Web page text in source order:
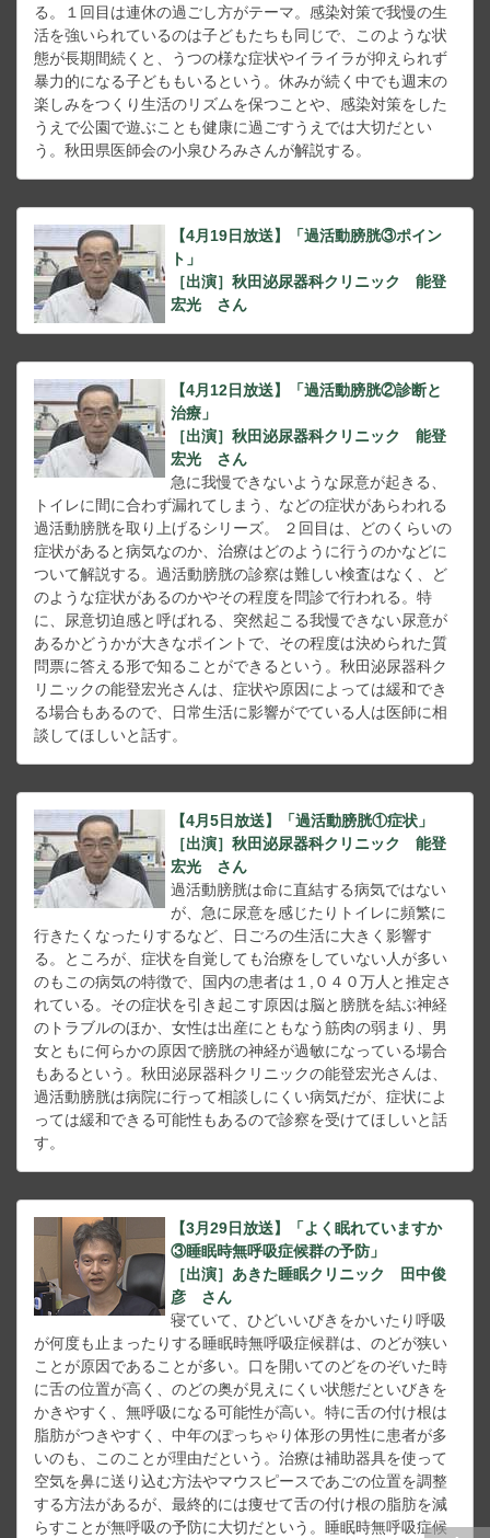
る。１回目は連休の過ごし方がテーマ。感染対策で我慢の生
活を強いられているのは子どもたちも同じで、このような状
態が長期間続くと、うつの様な症状やイライラが抑えられず
暴力的になる子どももいるという。休みが続く中でも週末の
楽しみをつくり生活のリズムを保つことや、感染対策をした
うえで公園で遊ぶことも健康に過ごすうえでは大切だとい
う。秋田県医師会の小泉ひろみさんが解説する。
【4月19日放送】「過活動膀胱③ポイン
ト」
［出演］秋田泌尿器科クリニック 能登
宏光 さん
【4月12日放送】「過活動膀胱②診断と
治療」
［出演］秋田泌尿器科クリニック 能登
宏光 さん
急に我慢できないような尿意が起きる、
トイレに間に合わず漏れてしまう、などの症状があらわれる
過活動膀胱を取り上げるシリーズ。 ２回目は、どのくらいの
症状があると病気なのか、治療はどのように行うのかなどに
ついて解説する。過活動膀胱の診察は難しい検査はなく、ど
のような症状があるのかやその程度を問診で行われる。特
に、尿意切迫感と呼ばれる、突然起こる我慢できない尿意が
あるかどうかが大きなポイントで、その程度は決められた質
問票に答える形で知ることができるという。秋田泌尿器科ク
リニックの能登宏光さんは、症状や原因によっては緩和でき
る場合もあるので、日常生活に影響がでている人は医師に相
談してほしいと話す。
【4月5日放送】「過活動膀胱①症状」
［出演］秋田泌尿器科クリニック 能登
宏光 さん
過活動膀胱は命に直結する病気ではない
が、急に尿意を感じたりトイレに頻繁に
行きたくなったりするなど、日ごろの生活に大きく影響す
る。ところが、症状を自覚しても治療をしていない人が多い
のもこの病気の特徴で、国内の患者は１,０４０万人と推定さ
れている。その症状を引き起こす原因は脳と膀胱を結ぶ神経
のトラブルのほか、女性は出産にともなう筋肉の弱まり、男
女ともに何らかの原因で膀胱の神経が過敏になっている場合
もあるという。秋田泌尿器科クリニックの能登宏光さんは、
過活動膀胱は病院に行って相談しにくい病気だが、症状によ
っては緩和できる可能性もあるので診察を受けてほしいと話
す。
【3月29日放送】「よく眠れていますか
③睡眠時無呼吸症候群の予防」
［出演］あきた睡眠クリニック 田中俊
彦 さん
寝ていて、ひどいいびきをかいたり呼吸
が何度も止まったりする睡眠時無呼吸症候群は、のどが狭い
ことが原因であることが多い。口を開いてのどをのぞいた時
に舌の位置が高く、のどの奥が見えにくい状態だといびきを
かきやすく、無呼吸になる可能性が高い。特に舌の付け根は
脂肪がつきやすく、中年のぽっちゃり体形の男性に患者が多
いのも、このことが理由だという。治療は補助器具を使って
空気を鼻に送り込む方法やマウスピースであごの位置を調整
する方法があるが、最終的には痩せて舌の付け根の脂肪を減
らすことが無呼吸の予防に大切だという。睡眠時無呼吸症候